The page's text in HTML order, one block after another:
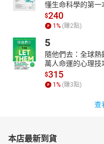
懂生命科學的第一
$240
1 % (賺2點)
5
隨他們去：全球
萬人命運的心理技
書】
$315
1 % (賺3點)
查
本店最新到貨